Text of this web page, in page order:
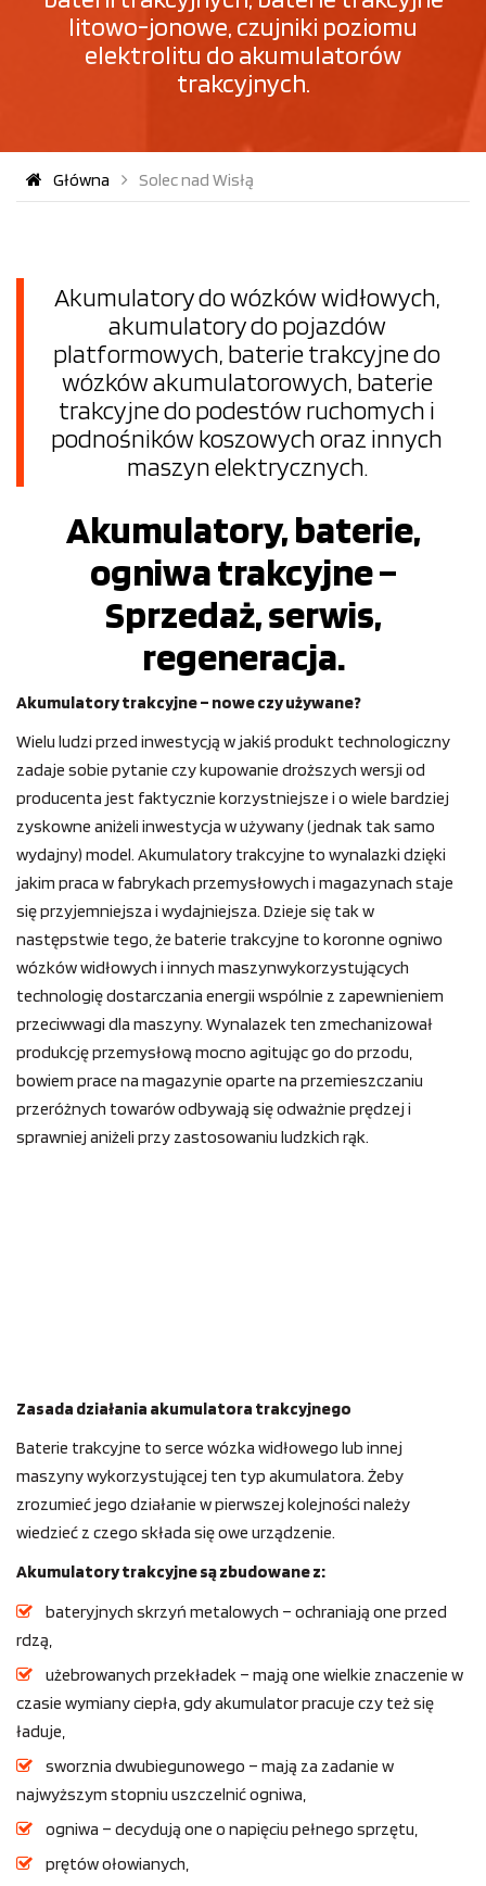
litowo-jonowe, czujniki poziomu
elektrolitu do akumulatorów
trakcyjnych.
Główna Solec nad Wisłą
Akumulatory do wózków widłowych,
akumulatory do pojazdów
platformowych, baterie trakcyjne do
wózków akumulatorowych, baterie
trakcyjne do podestów ruchomych i
podnośników koszowych oraz innych
maszyn elektrycznych.
Akumulatory, baterie,
ogniwa trakcyjne –
Sprzedaż, serwis,
regeneracja.
Akumulatory trakcyjne – nowe czy używane?
Wielu ludzi przed inwestycją w jakiś produkt technologiczny
zadaje sobie pytanie czy kupowanie droższych wersji od
producenta jest faktycznie korzystniejsze i o wiele bardziej
zyskowne aniżeli inwestycja w używany (jednak tak samo
wydajny) model. Akumulatory trakcyjne to wynalazki dzięki
jakim praca w fabrykach przemysłowych i magazynach staje
się przyjemniejsza i wydajniejsza. Dzieje się tak w
następstwie tego, że baterie trakcyjne to koronne ogniwo
wózków widłowych i innych maszynwykorzystujących
technologię dostarczania energii wspólnie z zapewnieniem
przeciwwagi dla maszyny. Wynalazek ten zmechanizował
produkcję przemysłową mocno agitując go do przodu,
bowiem prace na magazynie oparte na przemieszczaniu
przeróżnych towarów odbywają się odważnie prędzej i
sprawniej aniżeli przy zastosowaniu ludzkich rąk.
Zasada działania akumulatora trakcyjnego
Baterie trakcyjne to serce wózka widłowego lub innej
maszyny wykorzystującej ten typ akumulatora. Żeby
zrozumieć jego działanie w pierwszej kolejności należy
wiedzieć z czego składa się owe urządzenie.
Akumulatory trakcyjne są zbudowane z:
bateryjnych skrzyń metalowych – ochraniają one przed
rdzą,
użebrowanych przekładek – mają one wielkie znaczenie w
czasie wymiany ciepła, gdy akumulator pracuje czy też się
ładuje,
sworznia dwubiegunowego – mają za zadanie w
najwyższym stopniu uszczelnić ogniwa,
ogniwa – decydują one o napięciu pełnego sprzętu,
prętów ołowianych,